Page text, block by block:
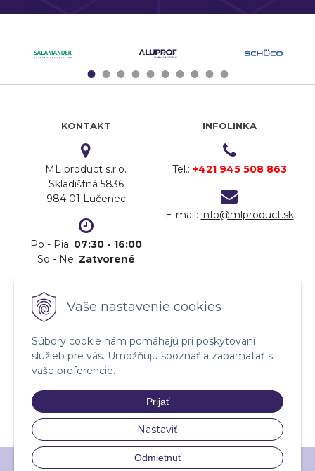
Vaše nastavenie cookies
Súbory cookie nám pomáhajú pri poskytovaní
služieb pre vás. Umožňujú spoznať a zapamätať si
vaše preferencie.
Prijať
Nastaviť
Odmietnuť
12345678910
KONTAKT
ML product s.r.o.
Skladištná 5836
984 01 Lučenec
Po - Pia: 07:30 - 16:00
So - Ne: Zatvorené
INFOLINKA
Tel.: +421 945 508 863
E-mail: info@mlproduct.sk
© 2026 ML product